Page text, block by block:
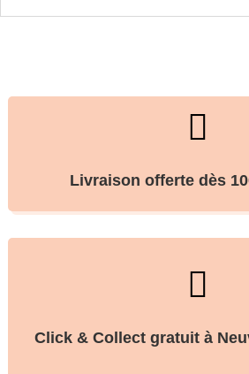

Livraison offerte dès

Click & Collect gratuit à